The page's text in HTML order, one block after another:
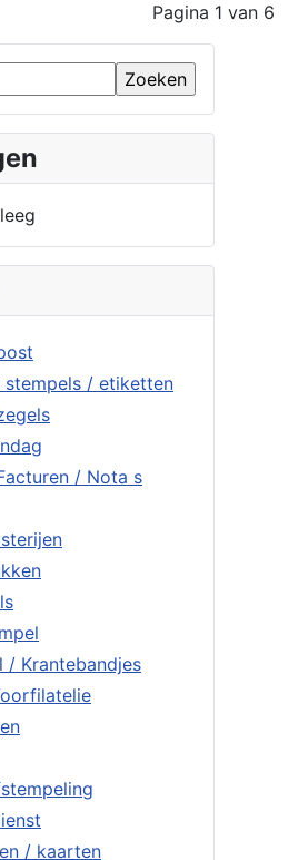
/ etiketten
/ Nota s
/ Krantebandjes
/ kaarten
Pagina 1 van 6